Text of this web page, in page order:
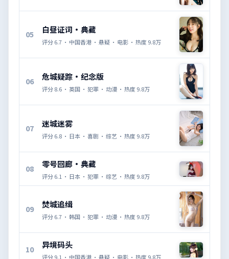
05 白昼证词·典藏
评分6.7 · 中国香港 · 悬疑 · 电影 · 热度9.8万
06 危城疑踪·纪念版
评分8.6 · 英国 · 犯罪 · 动漫 · 热度9.8万
07 迷城迷雾
评分6.8 · 日本 · 喜剧 · 综艺 · 热度9.8万
08 零号回廊·典藏
评分6.1 · 日本 · 犯罪 · 综艺 · 热度9.8万
09 焚城追缉
评分6.7 · 韩国 · 犯罪 · 动漫 · 热度9.8万
10 异境码头
评分9.1 · 中国香港 · 悬疑 · 电影 · 热度9.8万